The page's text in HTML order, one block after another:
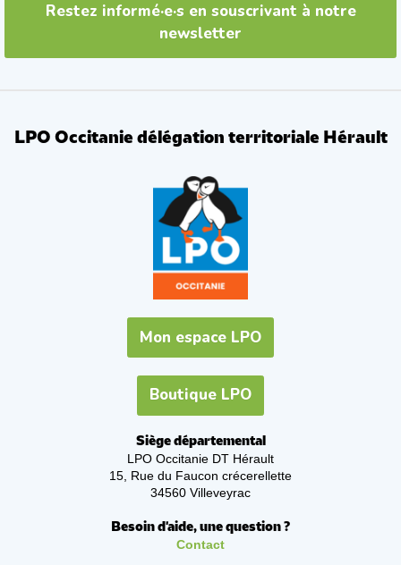
Restez informé·e·s en souscrivant à notre
newsletter
LPO Occitanie délégation territoriale Hérault
Mon espace LPO
Boutique LPO
Siège départemental
LPO Occitanie DT Hérault
15, Rue du Faucon crécerellette
34560 Villeveyrac
Besoin d'aide, une question ?
Contact